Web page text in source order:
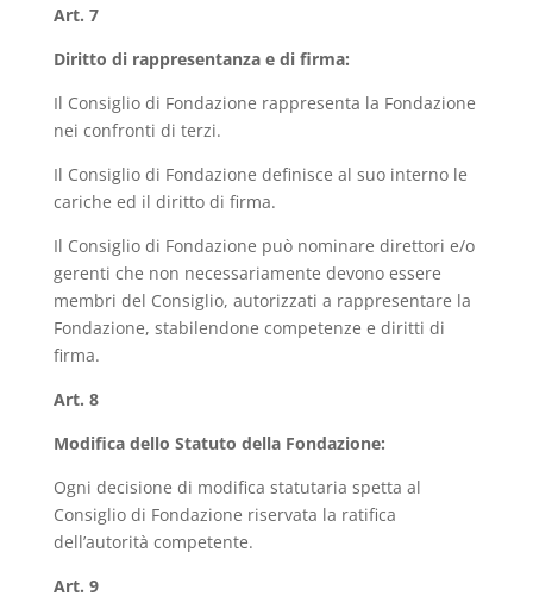
Art. 7
Diritto di rappresentanza e di firma:
Il Consiglio di Fondazione rappresenta la Fondazione
nei confronti di terzi.
Il Consiglio di Fondazione definisce al suo interno le
cariche ed il diritto di firma.
Il Consiglio di Fondazione può nominare direttori e/o
gerenti che non necessariamente devono essere
membri del Consiglio, autorizzati a rappresentare la
Fondazione, stabilendone competenze e diritti di
firma.
Art. 8
Modifica dello Statuto della Fondazione:
Ogni decisione di modifica statutaria spetta al
Consiglio di Fondazione riservata la ratifica
dell’autorità competente.
Art. 9